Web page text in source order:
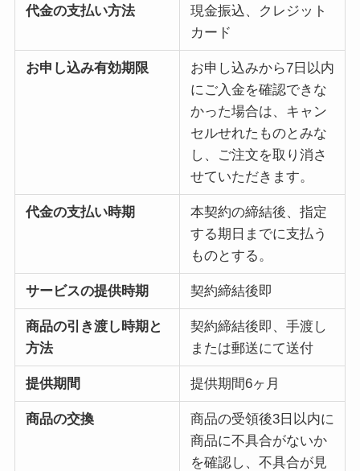
代金の支払い方法
現金振込、クレジット
カード
お申し込み有効期限
お申し込みから7日以内
にご入金を確認できな
かった場合は、キャン
セルせれたものとみな
し、ご注文を取り消さ
せていただきます。
代金の支払い時期
本契約の締結後、指定
する期日までに支払う
ものとする。
サービスの提供時期 契約締結後即
商品の引き渡し時期と
方法
契約締結後即、手渡し
または郵送にて送付
提供期間 提供期間6ヶ月
商品の交換
商品の受領後3日以内に
商品に不具合がないか
を確認し、不具合が見